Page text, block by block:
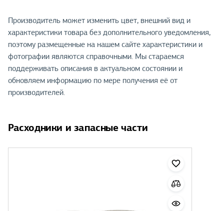
Производитель может изменить цвет, внешний вид и
характеристики товара без дополнительного уведомления,
поэтому размещенные на нашем сайте характеристики и
фотографии являются справочными. Мы стараемся
поддерживать описания в актуальном состоянии и
обновляем информацию по мере получения её от
производителей.
Расходники и запасные части